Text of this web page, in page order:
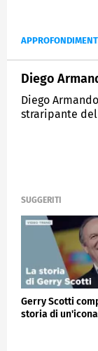
Diego
Diego
straripante
SUGGERITI
Gerry Scotti
storia di